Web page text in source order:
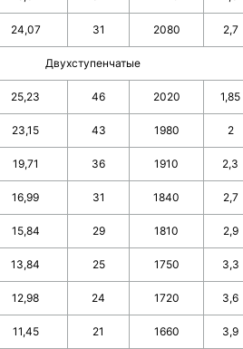
24,07 31 2080 2,7
Двухступенчатые
25,23 46 2020 1,85
23,15 43 1980 2
19,71 36 1910 2,3
16,99 31 1840 2,7
15,84 29 1810 2,9
13,84 25 1750 3,3
12,98 24 1720 3,6
11,45 21 1660 3,9